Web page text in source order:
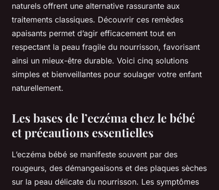
naturels offrent une alternative rassurante aux
traitements classiques. Découvrir ces remèdes
apaisants permet d’agir efficacement tout en
respectant la peau fragile du nourrisson, favorisant
ainsi un mieux-être durable. Voici cinq solutions
simples et bienveillantes pour soulager votre enfant
naturellement.
Les bases de l’eczéma chez le bébé
et précautions essentielles
L’eczéma bébé se manifeste souvent par des
rougeurs, des démangeaisons et des plaques sèches
sur la peau délicate du nourrisson. Les symptômes